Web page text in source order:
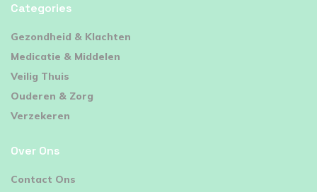
Categories
⁠Gezondheid & Klachten
Medicatie & Middelen
Veilig Thuis
Ouderen & Zorg
Verzekeren
Over Ons
Contact Ons